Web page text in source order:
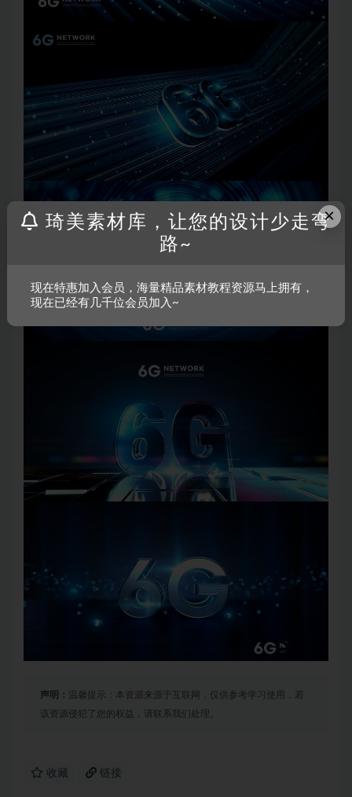
声明： 温馨提示：本资源来源于互联网，仅供参考学习使用，若
该资源侵犯了您的权益，请联系我们处理。
收藏 链接
×
琦美素材库，让您的设计少走弯
路~
现在特惠加入会员，海量精品素材教程资源马上拥有，
现在已经有几千位会员加入~